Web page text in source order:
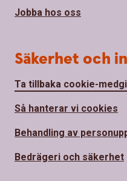
Jobba hos oss
Säkerhet och
Ta tillbaka cookie-
Så hanterar vi cookies
Behandling av
Bedrägeri och säkerhet